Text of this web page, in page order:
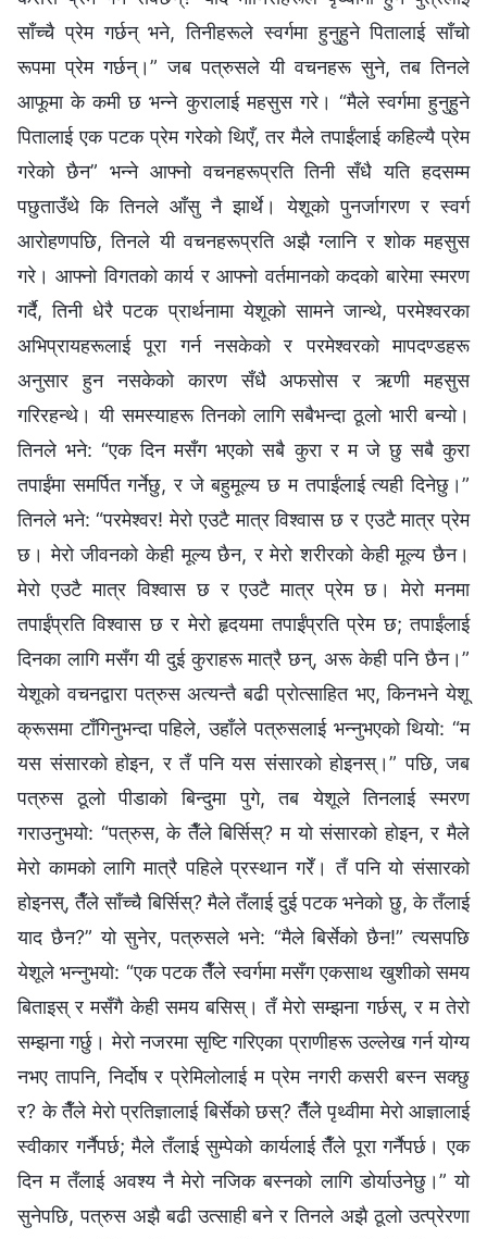
साँच्‍चै प्रेम गर्छन् भने, तिनीहरूले स्वर्गमा हुनुहुने पितालाई साँचो
रूपमा प्रेम गर्छन्।” जब पत्रुसले यी वचनहरू सुने, तब तिनले
आफूमा के कमी छ भन्‍ने कुरालाई महसुस गरे। “मैले स्वर्गमा हुनुहुने
पितालाई एक पटक प्रेम गरेको थिएँ, तर मैले तपाईंलाई कहिल्यै प्रेम
गरेको छैन” भन्‍ने आफ्‍नो वचनहरूप्रति तिनी सँधै यति हदसम्‍म
पछुताउँथे कि तिनले आँसु नै झार्थे। येशूको पुनर्जागरण र स्वर्ग
आरोहणपछि, तिनले यी वचनहरूप्रति अझै ग्‍लानि र शोक महसुस
गरे। आफ्‍नो विगतको कार्य र आफ्‍नो वर्तमानको कदको बारेमा स्मरण
गर्दै, तिनी धेरै पटक प्रार्थनामा येशूको सामने जान्थे, परमेश्‍वरका
अभिप्रायहरूलाई पूरा गर्न नसकेको र परमेश्‍वरको मापदण्डहरू
अनुसार हुन नसकेको कारण सँधै अफसोस र ऋणी महसुस
गरिरहन्थे। यी समस्याहरू तिनको लागि सबैभन्दा ठूलो भारी बन्यो।
तिनले भने: “एक दिन मसँग भएको सबै कुरा र म जे छु सबै कुरा
तपाईंमा समर्पित गर्नेछु, र जे बहुमूल्य छ म तपाईंलाई त्यही दिनेछु।”
तिनले भने: “परमेश्‍वर! मेरो एउटै मात्र विश्‍वास छ र एउटै मात्र प्रेम
छ। मेरो जीवनको केही मूल्य छैन, र मेरो शरीरको केही मूल्य छैन।
मेरो एउटै मात्र विश्‍वास छ र एउटै मात्र प्रेम छ। मेरो मनमा
तपाईंप्रति विश्‍वास छ र मेरो हृदयमा तपाईंप्रति प्रेम छ; तपाईंलाई
दिनका लागि मसँग यी दुई कुराहरू मात्रै छन्, अरू केही पनि छैन।”
येशूको वचनद्वारा पत्रुस अत्यन्तै बढी प्रोत्साहित भए, किनभने येशू
क्रूसमा टाँगिनुभन्दा पहिले, उहाँले पत्रुसलाई भन्‍नुभएको थियो: “म
यस संसारको होइन, र तँ पनि यस संसारको होइनस्।” पछि, जब
पत्रुस ठूलो पीडाको बिन्दुमा पुगे, तब येशूले तिनलाई स्मरण
गराउनुभयो: “पत्रुस, के तैँले बिर्सिस्? म यो संसारको होइन, र मैले
मेरो कामको लागि मात्रै पहिले प्रस्थान गरेँ। तँ पनि यो संसारको
होइनस्, तैँले साँच्‍चै बिर्सिस्? मैले तँलाई दुई पटक भनेको छु, के तँलाई
याद छैन?” यो सुनेर, पत्रुसले भने: “मैले बिर्सेको छैन!” त्यसपछि
येशूले भन्‍नुभयो: “एक पटक तैँले स्वर्गमा मसँग एकसाथ खुशीको समय
बिताइस् र मसँगै केही समय बसिस्। तँ मेरो सम्झना गर्छस्, र म तेरो
सम्झना गर्छु। मेरो नजरमा सृष्टि गरिएका प्राणीहरू उल्‍लेख गर्न योग्य
नभए तापनि, निर्दोष र प्रेमिलोलाई म प्रेम नगरी कसरी बस्न सक्छु
र? के तैँले मेरो प्रतिज्ञालाई बिर्सेको छस्? तैँले पृथ्वीमा मेरो आज्ञालाई
स्वीकार गर्नैपर्छ; मैले तँलाई सुम्पेको कार्यलाई तैँले पूरा गर्नैपर्छ। एक
दिन म तँलाई अवश्य नै मेरो नजिक बस्‍नको लागि डोर्याउनेछु।” यो
सुनेपछि, पत्रुस अझै बढी उत्साही बने र तिनले अझै ठूलो उत्प्रेरणा